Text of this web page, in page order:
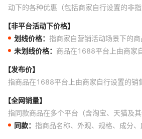
动下的各种优惠（包括商家自行设置的非
【非平台活动下价格】
划线价格： 指商家自营销活动场景下的
未划线价格： 商品在1688平台上由商家
【发布价】
指商品在1688平台上由商家自行设置的销
【全网销量】
指同款商品在多个平台（含淘宝、天猫及
同款： 指商品名称、外观、规格、成分